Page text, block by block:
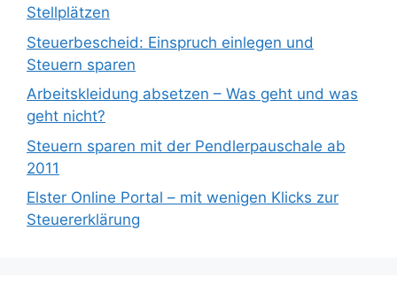
Stellplätzen
Steuerbescheid: Einspruch einlegen und
Steuern sparen
Arbeitskleidung absetzen – Was geht und was
geht nicht?
Steuern sparen mit der Pendlerpauschale ab
2011
Elster Online Portal – mit wenigen Klicks zur
Steuererklärung